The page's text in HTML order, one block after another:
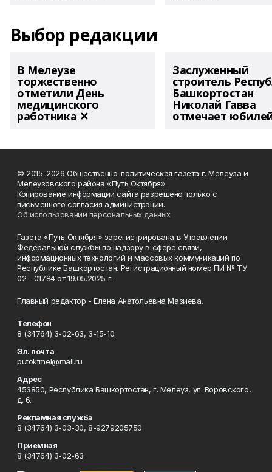
Выбор редакции
В Мелеузе
торжественно
отметили День
медицинского
работника ✕
Заслуженный
строитель
Башкортостан
Николай Гавва
отмечает
© 2015-2026 Общественно-политическая газета г. Мелеуза и
Мелеузовского района «Путь Октября».
Копирование информации сайта разрешено только с
письменного согласия администрации.
Об использовании персональных данных
Газета «Путь Октября» зарегистрирована в Управлении
Федеральной службы по надзору в сфере связи,
информационных технологий и массовых коммуникаций по
Республике Башкортостан. Регистрационный номер ПИ № ТУ
02 - 01784 от 19.05.2025 г.
Главный редактор - Елена Анатольевна Мазиева.
Телефон
8 (34764) 3-02-63, 3-15-10.
Эл. почта
putoktmel@mail.ru
Адрес
453850, Республика Башкортостан, г. Мелеуз, ул. Воровского,
д. 6.
Рекламная служба
8 (34764) 3-03-30, 8-9279205750
Приемная
8 (34764) 3-02-63